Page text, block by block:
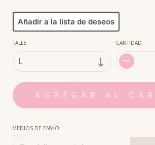
Añadir a la lista de deseos
TALLE CANTIDAD
MEDIOS DE ENVÍO